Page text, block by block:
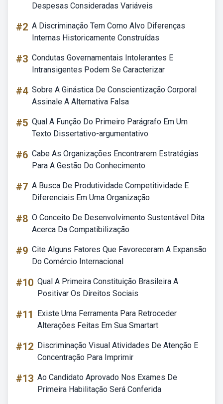
Despesas Consideradas Variáveis
#2 A Discriminação Tem Como Alvo Diferenças
Internas Historicamente Construídas
#3 Condutas Governamentais Intolerantes E
Intransigentes Podem Se Caracterizar
#4 Sobre A Ginástica De Conscientização Corporal
Assinale A Alternativa Falsa
#5 Qual A Função Do Primeiro Parágrafo Em Um
Texto Dissertativo-argumentativo
#6 Cabe As Organizações Encontrarem Estratégias
Para A Gestão Do Conhecimento
#7 A Busca De Produtividade Competitividade E
Diferenciais Em Uma Organização
#8 O Conceito De Desenvolvimento Sustentável Dita
Acerca Da Compatibilização
#9 Cite Alguns Fatores Que Favoreceram A Expansão
Do Comércio Internacional
#10 Qual A Primeira Constituição Brasileira A
Positivar Os Direitos Sociais
#11
Existe Uma Ferramenta Para Retroceder
Alterações Feitas Em Sua Smartart
#12 Discriminação Visual Atividades De Atenção E
Concentração Para Imprimir
#13 Ao Candidato Aprovado Nos Exames De
Primeira Habilitação Será Conferida